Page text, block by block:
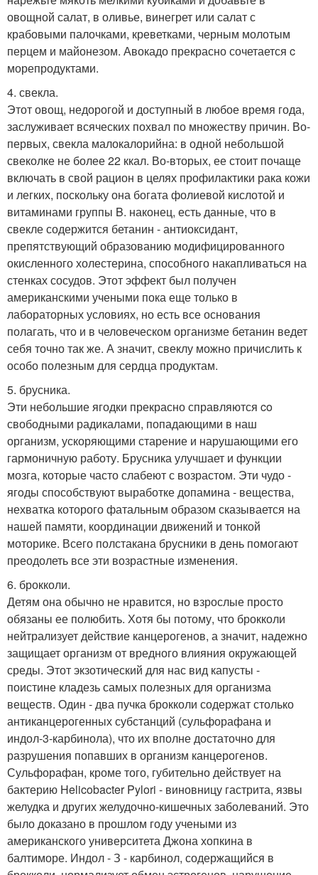
овощной салат, в оливье, винегрет или салат с
крабовыми палочками, креветками, черным молотым
перцем и майонезом. Авокадо прекрасно сочетается c
морепродуктами.
4. свекла.
Этот овощ, недорогой и доступный в любое время года,
заслуживает всяческих похвал по множеству причин. Во-
первых, свекла малокалорийна: в одной небольшой
свеколке не более 22 ккал. Во-вторых, ее стоит почаще
включать в свой рацион в целях профилактики рака кожи
и легких, поскольку она богата фолиевой кислотой и
витаминами группы B. наконец, есть данные, что в
свекле содержится бетанин - антиоксидант,
препятствующий образованию модифицированного
окисленного холестерина, способного накапливаться на
стенках сосудов. Этот эффект был получен
американскими учеными пока еще только в
лабораторных условиях, но есть все основания
полагать, что и в человеческом организме бетанин ведет
себя точно так же. А значит, свеклу можно причислить к
особо полезным для сердца продуктам.
5. брусника.
Эти небольшие ягодки прекрасно справляются co
свободными радикалами, попадающими в наш
организм, ускоряющими старение и нарушающими его
гармоничную работу. Брусника улучшает и функции
мозга, которые часто слабеют с возрастом. Эти чудо -
ягoды способствуют выработке допамина - вещества,
нехватка которого фатальным образом сказывается на
нашей памяти, координации движений и тонкой
моторике. Всего полстакана брусники в день помогают
преодолеть все эти возрастные изменения.
6. брокколи.
Детям она обычно не нравится, но взрослые просто
обязаны ее полюбить. Хотя бы потому, что брокколи
нейтрализует действие канцерогенов, а значит, надежно
защищает организм от вредного влияния окружающей
среды. Этот экзотический для нас вид капусты -
поистине кладезь самых полезных для организма
веществ. Один - два пучка брокколи содержат столько
антиканцерогенных субстанций (сульфорафана и
индол-3-карбинола), что их вполне достаточно для
разрушения попавших в организм канцерогенов.
Сульфорафан, кроме того, губительно действует на
бактерию Helicobacter Pylori - виновницу гастрита, язвы
желудка и других желудочно-кишечных заболеваний. Это
было доказано в прошлом году учеными из
американского университета Джона хопкина в
балтиморе. Индол - З - карбинол, содержащийся в